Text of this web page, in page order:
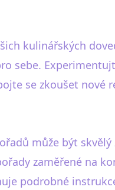
kulinářských
sebe.
se zkoušet nové
může být
zaměřené na
podrobné